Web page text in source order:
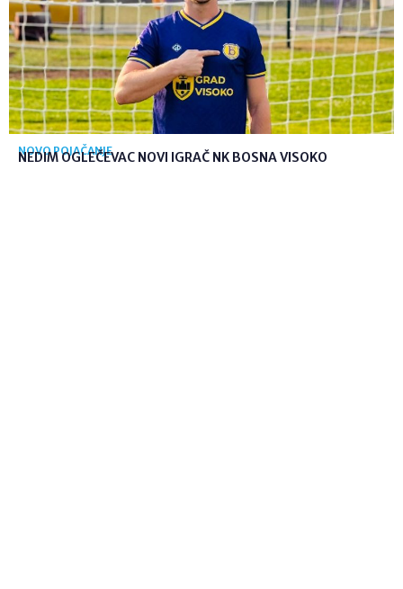
NOVO POJAČANJE
NEDIM OGLEČEVAC NOVI IGRAČ NK BOSNA VISOKO